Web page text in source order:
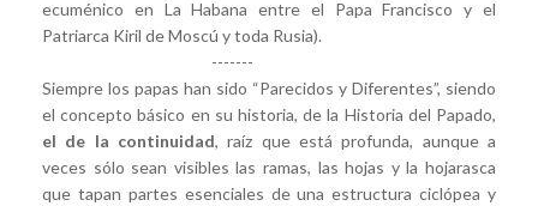
ecuménico en La Habana entre el Papa Francisco y el
Patriarca Kiril de Moscú y toda Rusia).
-------
Siempre los papas han sido “Parecidos y Diferentes”, siendo
el concepto básico en su historia, de la Historia del Papado,
el de la continuidad, raíz que está profunda, aunque a
veces sólo sean visibles las ramas, las hojas y la hojarasca
que tapan partes esenciales de una estructura ciclópea y